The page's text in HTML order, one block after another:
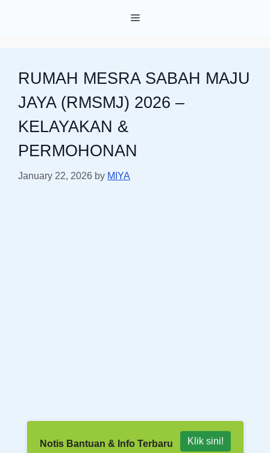
Menu
RUMAH MESRA SABAH MAJU
JAYA (RMSMJ) 2026 –
KELAYAKAN &
PERMOHONAN
January 22, 2026 by MIYA
Notis Bantuan & Info Terbaru Klik sini!